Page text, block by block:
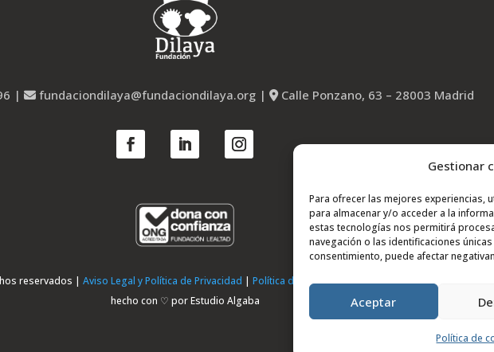
Gestionar
Para ofrecer las mejores experiencias,
para almacenar y/o acceder a la
estas tecnologías nos permitirá
navegación o las identificaciones
consentimiento, puede afectar
Aceptar
Política de
| fundaciondilaya@fundaciondilaya.org| Calle Ponzano, 63 – 28003 Madrid
reservados | Aviso Legal y Política de Privacidad | Política de Cookies|Política de Privacidad en las
hecho con ♡ por Estudio Algaba